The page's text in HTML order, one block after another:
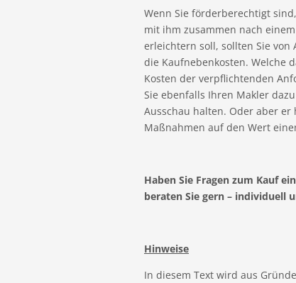
Wenn Sie förderberechtigt
mit ihm zusammen nach
erleichtern soll, sollten Sie von
die Kaufnebenkosten. Welche
Kosten der verpflichtenden
Sie ebenfalls Ihren Makler
Ausschau halten. Oder aber
Maßnahmen auf den Wert
Haben Sie Fragen zum Kauf
beraten Sie gern – individuell
Hinweise
In diesem Text wird aus